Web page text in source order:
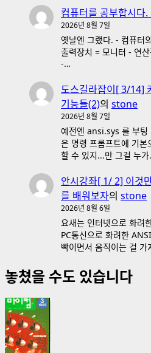
컴퓨터를 공부합시다.
2026년 8월 7일
옛날엔 그랬다. - 컴퓨터
출력장치 = 모니터 - 연
-…
도스길라잡이[ 3/14]
기능들(2)의 stone
2026년 8월 7일
예전엔 ansi.sys 를 부팅
은 명령 프롬프트에 기
할 수 있지...만 그걸 누
안시강좌[ 1/ 2] 이것
를 배워보자의 stone
2026년 8월 6일
요새는 인터넷으로 화려
PC통신으로 화려한
빡이면서 움직이는 걸
놓쳤을 수도 있습니다